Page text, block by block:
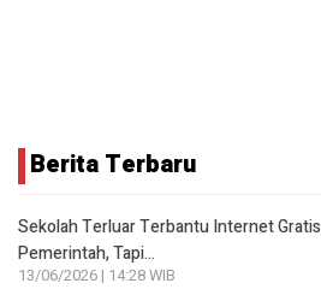
Berita Terbaru
Sekolah Terluar Terbantu Internet Gratis
Pemerintah, Tapi…
13/06/2026 | 14:28 WIB